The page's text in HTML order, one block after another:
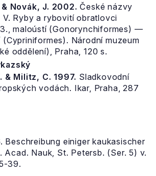
Novák, J. 2002. České názvy
Ryby a rybovití obratlovci
maloústí (Gonorynchiformes) —
(Cypriniformes). Národní muzeum
oddělení), Praha, 120 s.
& Militz, C. 1997. Sladkovodní
vodách. Ikar, Praha, 287
Beschreibung einiger kaukasischer
Acad. Nauk, St. Petersb. (Ser. 5) v.
39.